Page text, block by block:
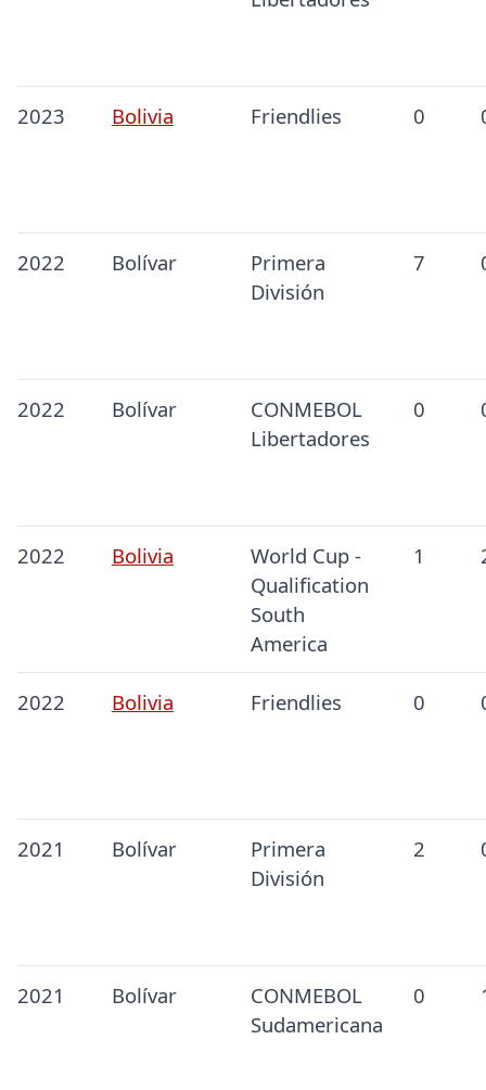
2023 Bolivia Friendlies 0
2022 Bolívar
Primera
División
7
2022 Bolívar
CONMEBOL
Libertadores
0
2022 Bolivia
World Cup -
Qualification
South
America
1
2022 Bolivia Friendlies 0
2021 Bolívar
Primera
División
2
2021 Bolívar
CONMEBOL
Sudamericana
0